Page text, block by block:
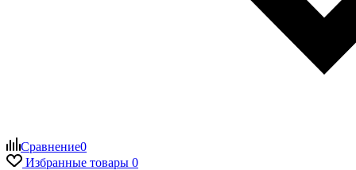
Сравнение0
Избранные товары 0